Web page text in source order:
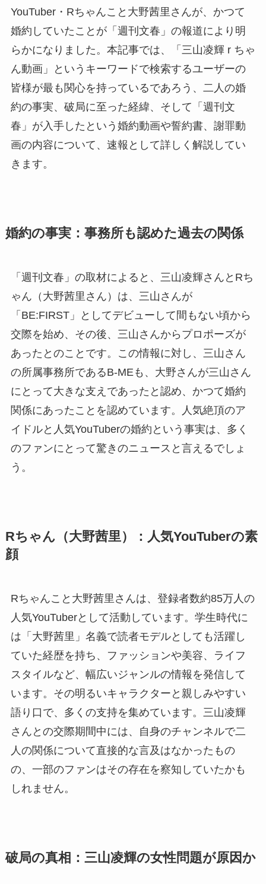
YouTuber・Rちゃんこと大野茜里さんが、かつて
婚約していたことが「週刊文春」の報道により明
らかになりました。本記事では、「三山凌輝 r ちゃ
ん動画」というキーワードで検索するユーザーの
皆様が最も関心を持っているであろう、二人の婚
約の事実、破局に至った経緯、そして「週刊文
春」が入手したという婚約動画や誓約書、謝罪動
画の内容について、速報として詳しく解説してい
きます。
婚約の事実：事務所も認めた過去の関係
「週刊文春」の取材によると、三山凌輝さんとRち
ゃん（大野茜里さん）は、三山さんが
「BE:FIRST」としてデビューして間もない頃から
交際を始め、その後、三山さんからプロポーズが
あったとのことです。この情報に対し、三山さん
の所属事務所であるB-MEも、大野さんが三山さん
にとって大きな支えであったと認め、かつて婚約
関係にあったことを認めています。人気絶頂のア
イドルと人気YouTuberの婚約という事実は、多く
のファンにとって驚きのニュースと言えるでしょ
う。
Rちゃん（大野茜里）：人気YouTuberの素
顔
Rちゃんこと大野茜里さんは、登録者数約85万人の
人気YouTuberとして活動しています。学生時代に
は「大野茜里」名義で読者モデルとしても活躍し
ていた経歴を持ち、ファッションや美容、ライフ
スタイルなど、幅広いジャンルの情報を発信して
います。その明るいキャラクターと親しみやすい
語り口で、多くの支持を集めています。三山凌輝
さんとの交際期間中には、自身のチャンネルで二
人の関係について直接的な言及はなかったもの
の、一部のファンはその存在を察知していたかも
しれません。
破局の真相：三山凌輝の女性問題が原因か